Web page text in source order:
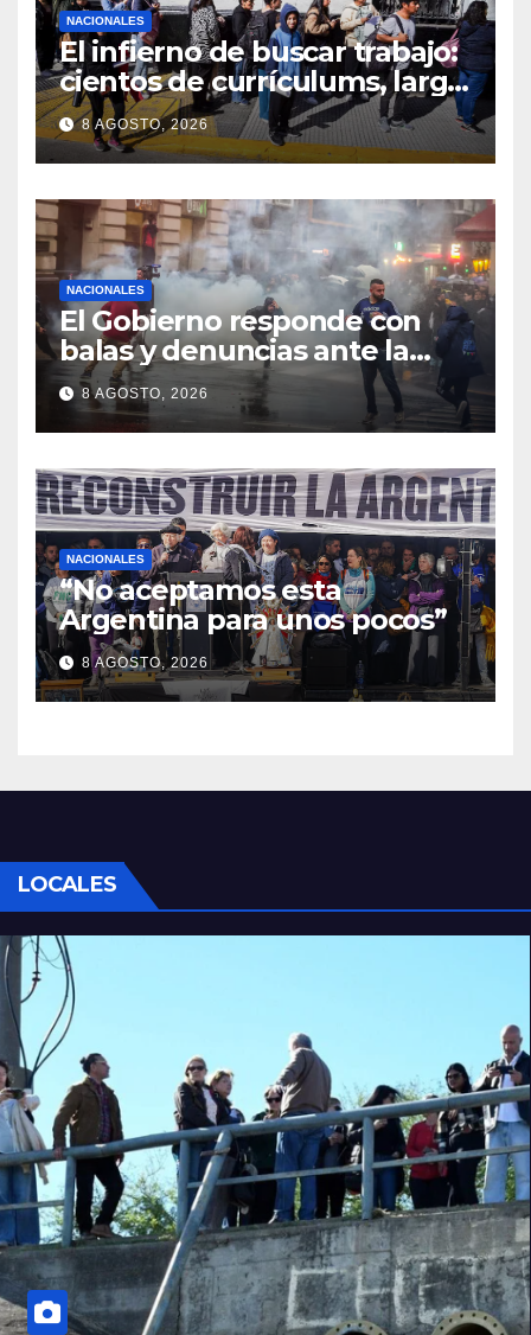
NACIONALES
El infierno de buscar trabajo:
cientos de currículums, larga
espera y menos puestos
registrados
8 AGOSTO, 2026
NACIONALES
El Gobierno responde con
balas y denuncias ante la
protesta
8 AGOSTO, 2026
NACIONALES
“No aceptamos esta
Argentina para unos pocos”
8 AGOSTO, 2026
LOCALES